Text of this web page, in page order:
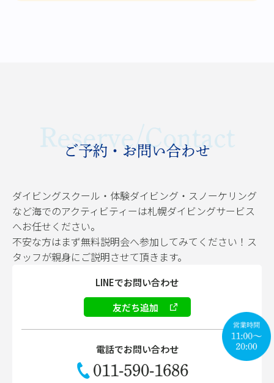
Reserve/Contact
ご予約・お問い合わせ
ダイビングスクール・体験ダイビング・スノーケリング
など海でのアクティビティーは札幌ダイビングサービス
へお任せください。
不安な方はまず無料説明会へ参加してみてください！ス
タッフが親身にご説明させて頂きます。
LINEでお問い合わせ
友だち追加
電話でお問い合わせ
011-590-1686